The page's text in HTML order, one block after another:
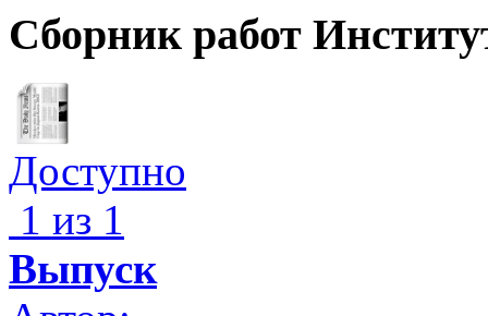
Сборник работ
Доступно
1 из 1
Выпуск